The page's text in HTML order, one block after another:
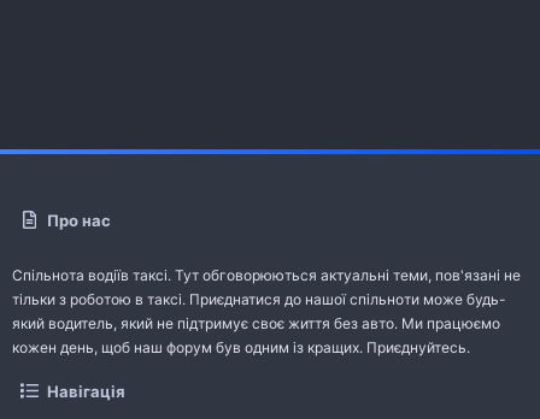
Про нас
Спільнота водіїв таксі. Тут обговорюються актуальні теми, пов'язані не
тільки з роботою в таксі. Приєднатися до нашої спільноти може будь-
який водитель, який не підтримує своє життя без авто. Ми працюємо
кожен день, щоб наш форум був одним із кращих. Приєднуйтесь.
Навігація